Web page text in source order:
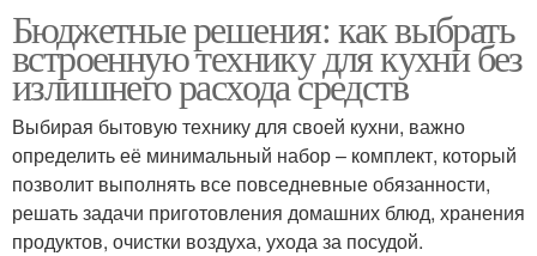
Бюджетные решения: как выбрать
встроенную технику для кухни без
излишнего расхода средств
Выбирая бытовую технику для своей кухни, важно
определить её минимальный набор – комплект, который
позволит выполнять все повседневные обязанности,
решать задачи приготовления домашних блюд, хранения
продуктов, очистки воздуха, ухода за посудой.